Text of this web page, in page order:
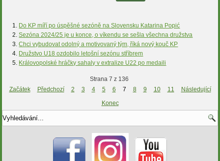
Do KP míří po úspěšné sezóně na Slovensku Katarina Popić
Sezóna 2024/25 je u konce, o víkendu se sešla všechna družstva
Chci vybudovat odolný a motivovaný tým, říká nový kouč KP
Družstvo U18 ozdobilo letošní sezónu stříbrem
Královopolské hráčky sahaly v extralize U22 po medaili
Strana 7 z 136
Začátek
Předchozí 2 3 4 5 6 7 8 9 10 11
Následující
Konec